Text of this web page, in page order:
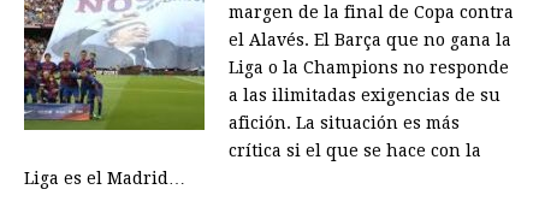
margen de la final de Copa contra
el Alavés. El Barça que no gana la
Liga o la Champions no responde
a las ilimitadas exigencias de su
afición. La situación es más
crítica si el que se hace con la
Liga es el Madrid…